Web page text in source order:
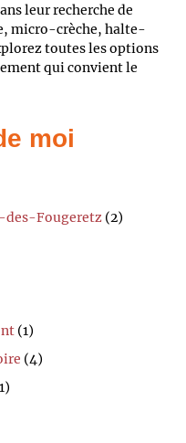
leur recherche de
micro-crèche, halte-
toutes les options
qui convient le
moi
des-Fougeretz (2)
(1)
(4)